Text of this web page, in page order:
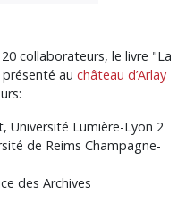
collaborateurs, le livre "La
au château d’Arlay
Université Lumière-Lyon 2
de Reims Champagne-
des Archives